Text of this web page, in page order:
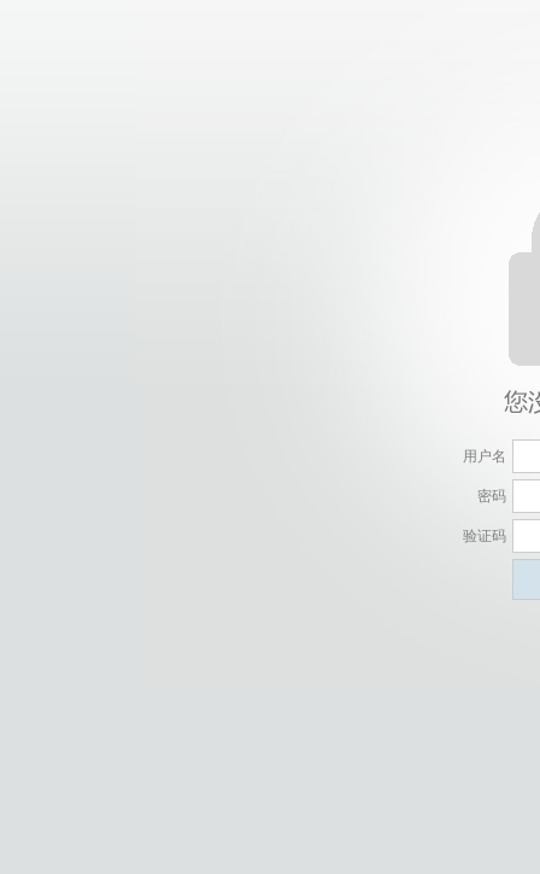
用户名
密码
验证码